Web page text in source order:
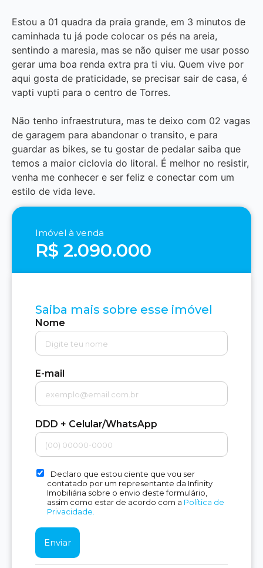
Estou a 01 quadra da praia grande, em 3 minutos de
caminhada tu já pode colocar os pés na areia,
sentindo a maresia, mas se não quiser me usar posso
gerar uma boa renda extra pra ti viu. Quem vive por
aqui gosta de praticidade, se precisar sair de casa, é
vapti vupti para o centro de Torres.
Não tenho infraestrutura, mas te deixo com 02 vagas
de garagem para abandonar o transito, e para
guardar as bikes, se tu gostar de pedalar saiba que
temos a maior ciclovia do litoral. É melhor no resistir,
venha me conhecer e ser feliz e conectar com um
estilo de vida leve.
Imóvel à venda
R$ 2.090.000
Saiba mais sobre esse imóvel
Nome
E-mail
DDD + Celular/WhatsApp
Declaro que estou ciente que vou ser
contatado por um representante da Infinity
Imobiliária sobre o envio deste formulário,
assim como estar de acordo com a Política de
Privacidade.